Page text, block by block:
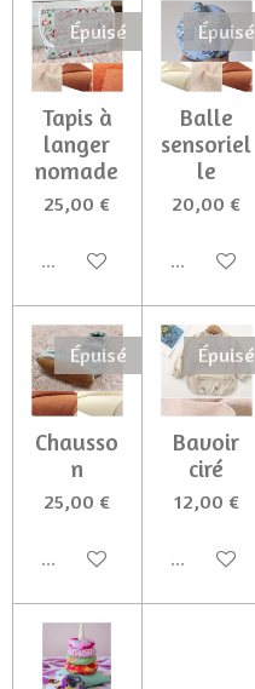
Épuisé
Tapis à
langer
nomade
25,00 €
Épuisé
Épuisé
Balle
sensoriel
le
20,00 €
Épuisé
Épuisé
Chausso
n
25,00 €
Épuisé
Épuisé
Bavoir
ciré
12,00 €
Épuisé